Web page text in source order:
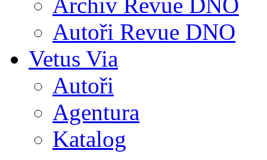
Autoři Revue DNO
Vetus Via
Autoři
Agentura
Katalog